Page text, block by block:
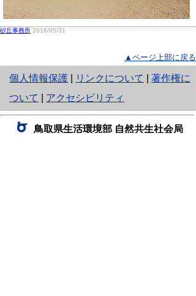
砂丘事務所 2016/05/31
▲ページ上部に戻る
個人情報保護
と
り
ネ
ッ
リンクについて
著作権に
ついて
アクセシビリティ
鳥取県生活環境部 自然共生社会局